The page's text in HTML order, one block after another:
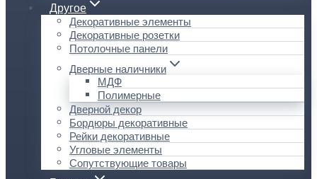
Другое
Декоративные элементы
Декоративные розетки
Потолочные панели
Дверные наличники
МДФ
Полимерные
Дверной декор
Бордюры декоративные
Рейки декоративные
Угловые элементы
Сопутствующие товары